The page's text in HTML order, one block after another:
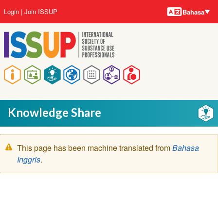
ke
isi
utama
Main
navigation
User
account
menu
Login Join ISSUP Bahasa-
bahasa
Bahasa
Knowledge Share
Pesan
peringatan
This page has been machine translated fromBahasa
Inggris.